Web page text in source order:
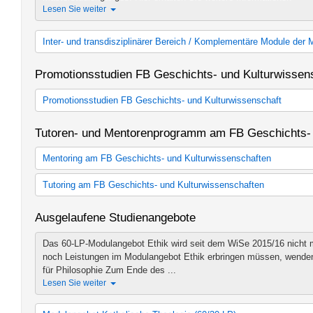
Zusätzliches Lehrangebot MA Interdisciplinary Studies of the
Lesen Sie weiter
Inter- und transdisziplinärer Bereich / Komplementäre Module der
Promotionsstudien FB Geschichts- und
Promotionsstudien FB Geschichts- und Kulturwissenschaft
Berlin Graduate School Muslim Cultures and Societies
Graduate School of East Asian Studies (GEAS)
Graduate School Global Intellectual History
Tutoren- und Mentorenprogramm am FB
Mentoring am FB Geschichts- und Kulturwissenschaften
Aller Anfang ist leicht!Endlich studieren - aber was genau
Du alles beachten? Beim Mentoring sorgen erfahrene ...
Geschichte (Friedrich-Meinecke-Institut - WE 1)
Kunsthistorisches Institut (WE 2)
Altertumswissenschaften (WE 3)
Ostasien und Vorderer Orient (WE 4)
Judaistik (WE 5)
Katholische Theologie (WE 6)
Tutoring am FB Geschichts- und Kulturwissenschaften
Prüfung oder ein Referat vor? Und was muss beim BA-
Lesen Sie weiter
Geschichte (Friedrich-Meinecke-Institut - WE 1)
Kunsthistorisches Institut (WE 2)
Altertumswissenschaften (WE 3)
Ostasien und Vorderer Orient (WE 4)
Judaistik (WE 5)
Ausgelaufene Studienangebote
Das 60-LP-Modulangebot Ethik wird seit dem WiSe 2015/16 nicht
noch Leistungen im Modulangebot Ethik erbringen müssen,
für Philosophie Zum Ende des ...
Lesen Sie weiter